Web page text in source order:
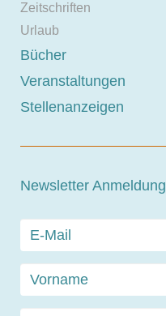
Zeitschriften
Urlaub
Bücher
Veranstaltungen
Stellenanzeigen
Newsletter Anmeldung